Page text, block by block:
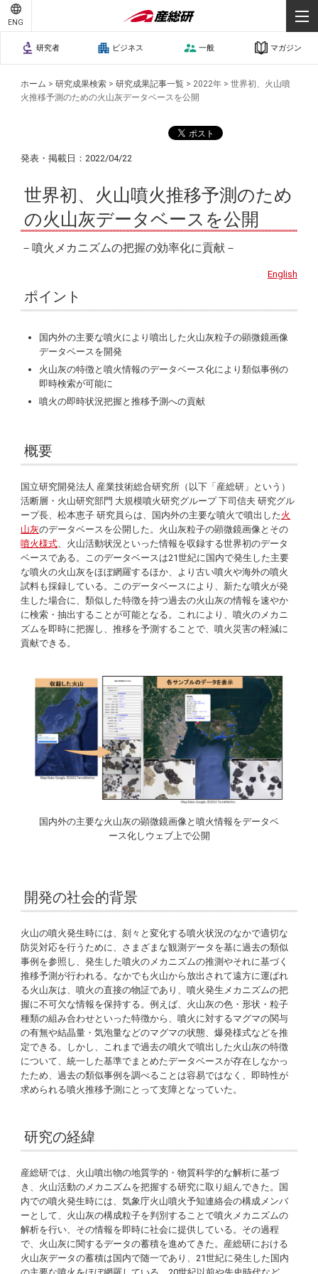
ENG
研究者 ビジネス 一般 マガジン
ホーム >研究成果検索 >研究成果記事一覧 > 2022年 >世界初、火山噴
火推移予測のための火山灰データベースを公開
発表・掲載日：2022/04/22
世界初、火山噴火推移予測のため
の火山灰データベースを公開
－噴火メカニズムの把握の効率化に貢献－
English
ポイント
国内外の主要な噴火により噴出した火山灰粒子の顕微鏡画像
データベースを開発
火山灰の特徴と噴火情報のデータベース化により類似事例の
即時検索が可能に
噴火の即時状況把握と推移予測への貢献
概要
国立研究開発法人 産業技術総合研究所（以下「産総研」という）
活断層・火山研究部門 大規模噴火研究グループ 下司信夫 研究グル
ープ長、松本恵子 研究員らは、国内外の主要な噴火で噴出した火
山灰のデータベースを公開した。火山灰粒子の顕微鏡画像とその
噴火様式 、火山活動状況といった情報を収録する世界初のデータ
ベースである。このデータベースは21世紀に国内で発生した主要
な噴火の火山灰をほぼ網羅するほか、より古い噴火や海外の噴火
試料も採録している。このデータベースにより、新たな噴火が発
生した場合に、類似した特徴を持つ過去の火山灰の情報を速やか
に検索・抽出することが可能となる。これにより、噴火のメカニ
ズムを即時に把握し、推移を予測することで、噴火災害の軽減に
貢献できる。
国内外の主要な火山灰の顕微鏡画像と噴火情報をデータベ
ース化しウェブ上で公開
開発の社会的背景
火山の噴火発生時には、刻々と変化する噴火状況のなかで適切な
防災対応を行うために、さまざまな観測データを基に過去の類似
事例を参照し、発生した噴火のメカニズムの推測やそれに基づく
推移予測が行われる。なかでも火山から放出されて遠方に運ばれ
る火山灰は、噴火の直接の物証であり、噴火発生メカニズムの把
握に不可欠な情報を保持する。例えば、火山灰の色・形状・粒子
種類の組み合わせといった特徴から、噴火に対するマグマの関与
の有無や結晶量・気泡量などのマグマの状態、爆発様式などを推
定できる。しかし、これまで過去の噴火で噴出した火山灰の特徴
について、統一した基準でまとめたデータベースが存在しなかっ
たため、過去の類似事例を調べることは容易ではなく、即時性が
求められる噴火推移予測にとって支障となっていた。
研究の経緯
産総研では、火山噴出物の地質学的・物質科学的な解析に基づ
き、火山活動のメカニズムを把握する研究に取り組んできた。国
内での噴火発生時には、気象庁火山噴火予知連絡会の構成メンバ
ーとして、火山灰の構成粒子を判別することで噴火メカニズムの
解析を行い、その情報を即時に社会に提供している。その過程
で、火山灰に関するデータの蓄積を進めてきた。産総研における
火山灰データの蓄積は国内で随一であり、21世紀に発生した国内